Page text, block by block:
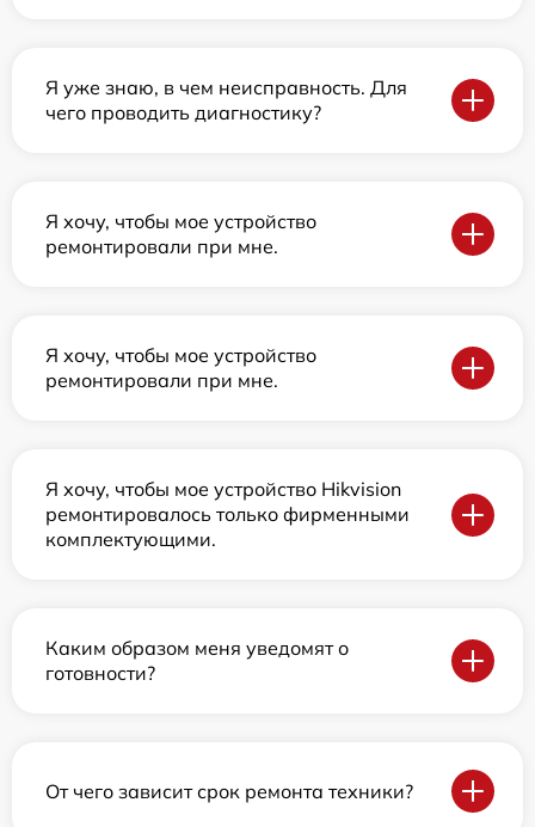
Я уже знаю, в чем неисправность. Для
чего проводить диагностику?
Я хочу, чтобы мое устройство
ремонтировали при мне.
Я хочу, чтобы мое устройство
ремонтировали при мне.
Я хочу, чтобы мое устройство Hikvision
ремонтировалось только фирменными
комплектующими.
Каким образом меня уведомят о
готовности?
От чего зависит срок ремонта техники?